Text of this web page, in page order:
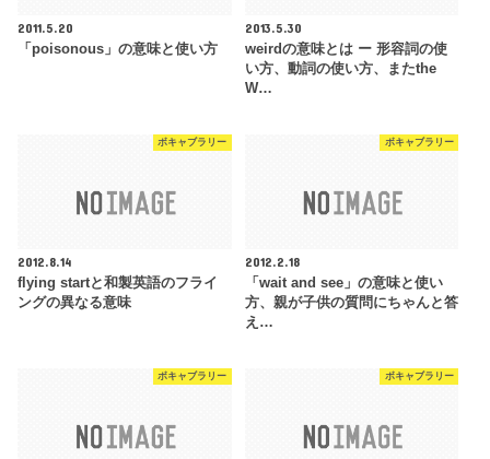
2011.5.20
「poisonous」の意味と使い方
2013.5.30
weirdの意味とは ー 形容詞の使
い方、動詞の使い方、またthe
W…
ボキャブラリー
2012.8.14
flying startと和製英語のフライ
ングの異なる意味
ボキャブラリー
2012.2.18
「wait and see」の意味と使い
方、親が子供の質問にちゃんと答
え…
ボキャブラリー ボキャブラリー